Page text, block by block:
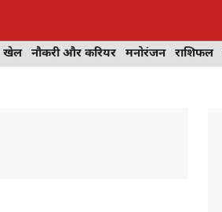
खेल नौकरी और करियर मनोरंजन राशिफल